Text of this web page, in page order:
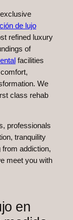
de lujo
refined luxury
of
facilities
We
class rehab
professionals
tranquility
from addiction,
meet you with
en